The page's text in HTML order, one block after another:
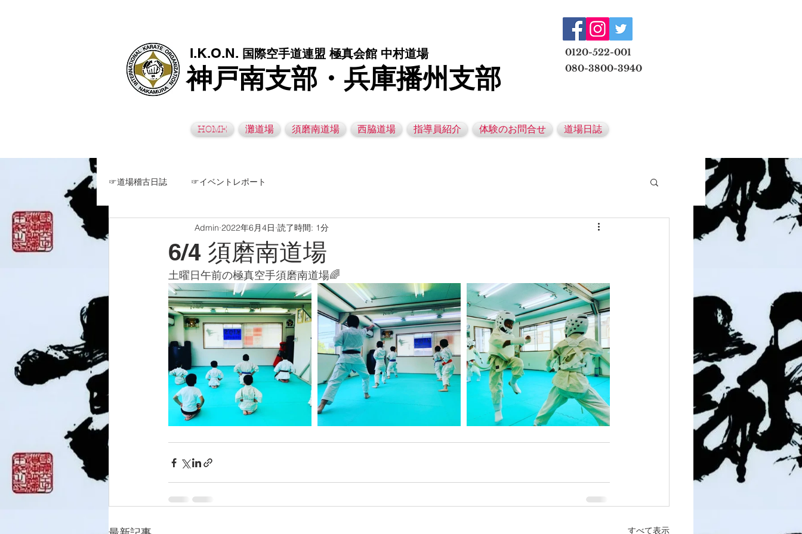
I.K.O.N. 国際空手道連盟 極真会館 中村道場
神戸南支部・兵庫播州支部
0120-522-001
080-3800-3940
HOME 灘道場 須磨南道場 西脇道場 指導員紹介 体験のお問合せ 道場日誌
☞道場稽古日誌 ☞イベントレポート
6/4 須磨南道場
Admin 2022年6月4日 読了時間: 1分
土曜日午前の極真空手須磨南道場🌈
すべて表示